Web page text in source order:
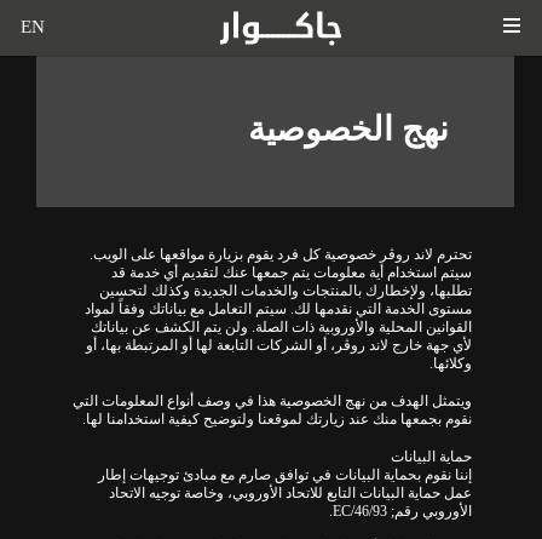
EN
نهج الخصوصية
تحترم لاند روڤر خصوصية كل فرد يقوم بزيارة مواقعها على الويب.
سيتم استخدام أية معلومات يتم جمعها عنك لتقديم أي خدمة قد
تطلبها، ولإخطارك بالمنتجات والخدمات الجديدة وكذلك لتحسين
مستوى الخدمة التي نقدمها لك. سيتم التعامل مع بياناتك وفقاً لمواد
القوانين المحلية والأوروبية ذات الصلة. ولن يتم الكشف عن بياناتك
لأي جهة خارج لاند روڤر، أو الشركات التابعة لها أو المرتبطة بها، أو
وكلائها.
ويتمثل الهدف من نهج الخصوصية هذا في وصف أنواع المعلومات التي
نقوم بجمعها منك عند زيارتك لموقعنا ولتوضيح كيفية استخدامنا لها.
حماية البيانات
إننا نقوم بحماية البيانات في توافق صارم مع مبادئ توجيهات إطار
عمل حماية البيانات التابع للاتحاد الأوروبي، وخاصة توجيه الاتحاد
الأوروبي رقم; EC/46/93.